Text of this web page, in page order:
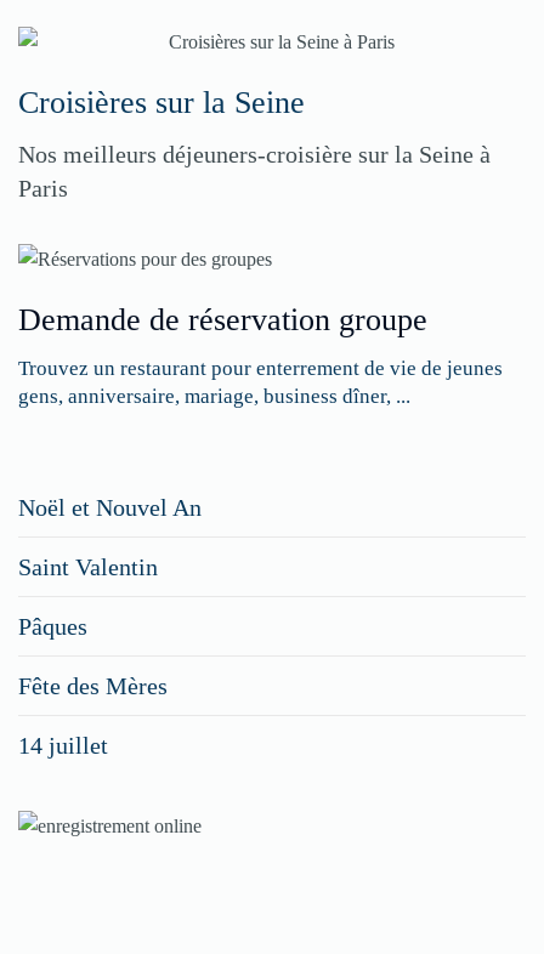
Croisières sur la Seine
Nos meilleurs déjeuners-croisière sur la Seine à
Paris
Demande de réservation groupe
Trouvez un restaurant pour enterrement de vie de jeunes
gens, anniversaire, mariage, business dîner, ...
Noël et Nouvel An
Saint Valentin
Pâques
Fête des Mères
14 juillet